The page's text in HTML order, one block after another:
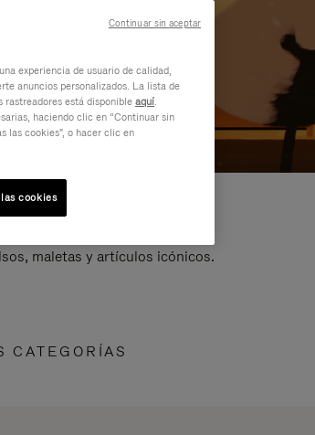
maletas y artículos icónicos.
CATEGORÍAS
experiencia de usuario de calidad,
anuncios personalizados. La lista de
rastreadores está disponibleaquí.
haciendo clic en “Continuar sin
las cookies", o hacer clic en
cookies
Continuar sin aceptar